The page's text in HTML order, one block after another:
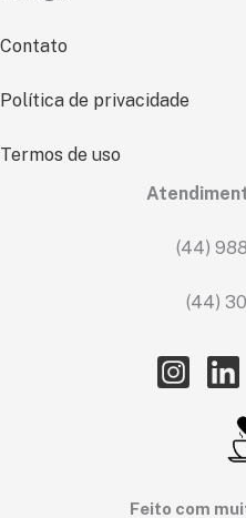
Contato
Política de privacidade
Termos de uso
(44)
(44)
Feito com